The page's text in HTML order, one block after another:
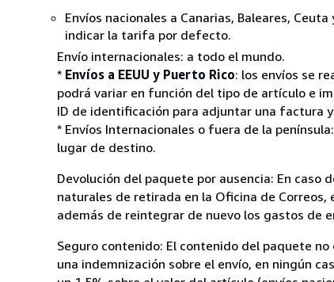
Envíos nacionales a Canarias, Baleares,
indicar la tarifa por defecto.
Envío internacionales: a todo el mundo.
* Envíos a EEUU y Puerto Rico: los envíos se
podrá variar en función del tipo de artículo e
ID de identificación para adjuntar una factura
* Envíos Internacionales o fuera de la
lugar de destino.
Devolución del paquete por ausencia: En
naturales de retirada en la Oficina de
además de reintegrar de nuevo los gastos de
Seguro contenido: El contenido del paquete
una indemnización sobre el envío, en ningún